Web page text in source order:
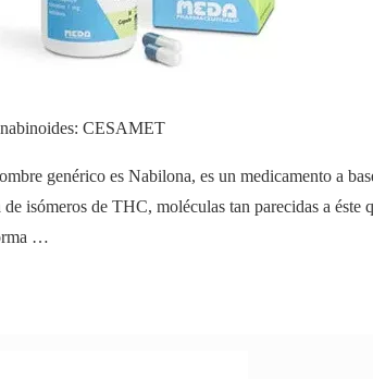
CESAMET
genérico es Nabilona, es un medicamento a
isómeros de THC, moléculas tan parecidas a éste
…